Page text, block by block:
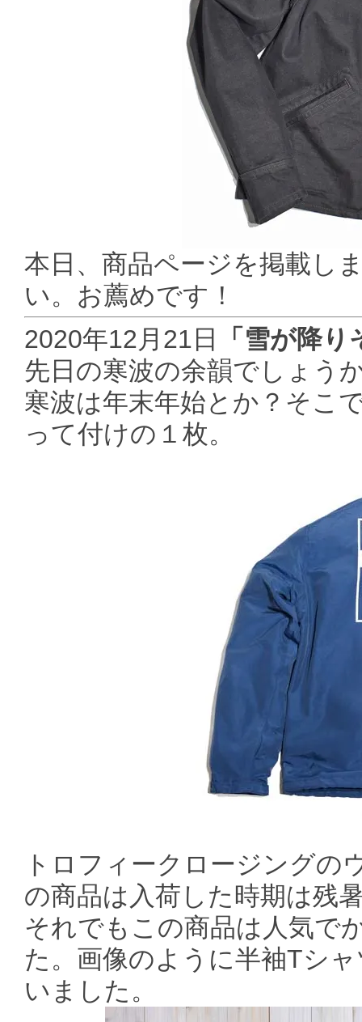
本日、商品ページを掲載し
い。お薦めです！
2020年12月21日
「雪が降
先日の寒波の余韻でしょう
寒波は年末年始とか？そこ
って付けの１枚。
トロフィークロージングの
の商品は入荷した時期は残
それでもこの商品は人気で
た。画像のように半袖Tシ
いました。